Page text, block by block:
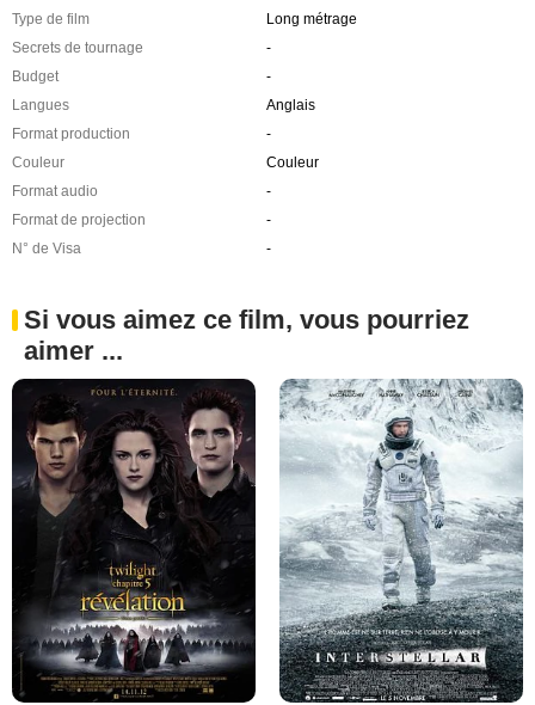
Type de film
Long métrage
Secrets de tournage
-
Budget
-
Langues
Anglais
Format production
-
Couleur
Couleur
Format audio
-
Format de projection
-
N° de Visa
-
Si vous aimez ce film, vous pourriez
aimer ...